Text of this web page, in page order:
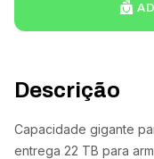
Descrição
Capacidade gigante
entrega 22 TB para